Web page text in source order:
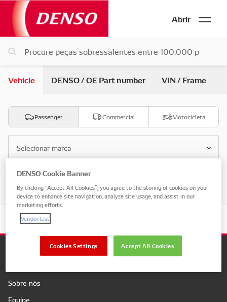
Abrir
Vehicle DENSO / OE Part number VIN / Frame
Passenger Commercial Motocicleta
Selecionar marca
Sobre nós
Equipe
DENSO Cookie Banner
By clicking “Accept All Cookies”, you agree to the storing of cookies on your
device to enhance site navigation, analyze site usage, and assist in our
marketing efforts.
Vendor List
Accept All Cookies
Cookies Settings